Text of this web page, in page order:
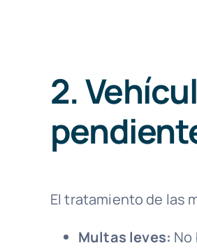
2.
El tratamiento de las
Multas leves: No